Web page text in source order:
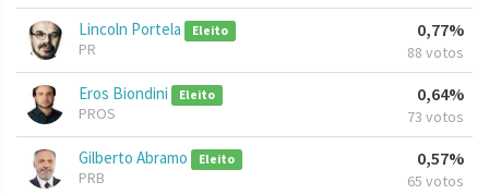
Lincoln Portela Eleito
PR
0,77%
88 votos
Eros Biondini Eleito
PROS
0,64%
73 votos
Gilberto Abramo Eleito
PRB
0,57%
65 votos